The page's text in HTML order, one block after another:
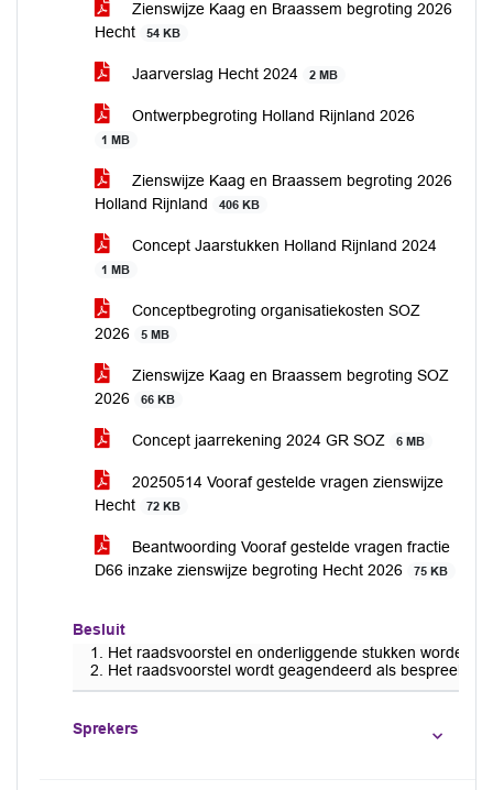
Zienswijze Kaag en Braassem begroting 2026
Hecht
54 KB
Jaarverslag Hecht 2024 2 MB
Ontwerpbegroting Holland Rijnland 2026
1 MB
Zienswijze Kaag en Braassem begroting 2026
Holland Rijnland
406 KB
Concept Jaarstukken Holland Rijnland 2024
1 MB
Conceptbegroting organisatiekosten SOZ
2026
5 MB
Zienswijze Kaag en Braassem begroting SOZ
2026
66 KB
Concept jaarrekening 2024 GR SOZ 6 MB
20250514 Vooraf gestelde vragen zienswijze
Hecht
72 KB
Beantwoording Vooraf gestelde vragen fractie
D66 inzake zienswijze begroting Hecht 2026
75 KB
Besluit
Het raadsvoorstel en onderliggende stukken worden
Het raadsvoorstel wordt geagendeerd als
Sprekers